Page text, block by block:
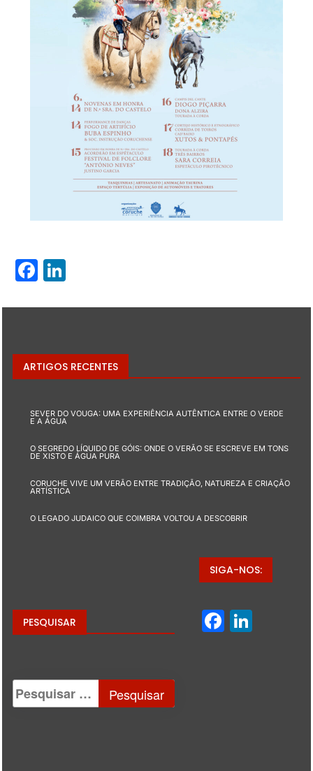
Facebook
ARTIGOS RECENTES
SEVER DO VOUGA: UMA EXPERIÊNCIA AUTÊNTICA ENTRE O VERDE
E A ÁGUA
O SEGREDO LÍQUIDO DE GÓIS: ONDE O VERÃO SE ESCREVE EM TONS
DE XISTO E ÁGUA PURA
CORUCHE VIVE UM VERÃO ENTRE TRADIÇÃO, NATUREZA E CRIAÇÃO
ARTÍSTICA
O LEGADO JUDAICO QUE COIMBRA VOLTOU A DESCOBRIR
PESQUISAR
SIGA-NOS: